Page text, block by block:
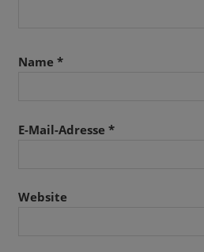
Name *
E-Mail-Adresse *
Website